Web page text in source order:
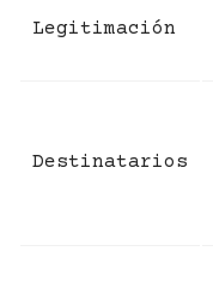
Legitimación
Destinatarios